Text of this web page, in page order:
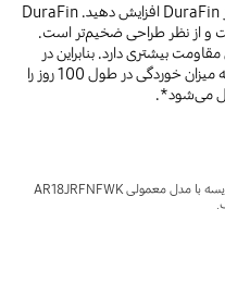
عملکرد و کارآیی مبدل حرارتی را با استفاده از DuraFin افزایش دهید. DuraFin
و از نظر طراحی ضخیم‌تر است.
بیشتری دارد. بنابراین در
آزمایش اسید استیک آب دریا (SWAAT) که میزان خوردگی در طول 100 روز را
می‌شود*.
* بر اساس مدل AR13TYHYBWKNST در مقایسه با مدل معمولی AR18JRFNFWK